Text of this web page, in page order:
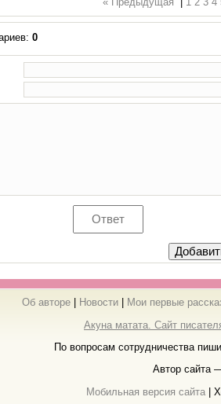
: 0
Об авторе Новости Мои первые
Акуна матата. Сайт
По вопросам сотрудничества
Автор сайта
Мобильная версия сайта |